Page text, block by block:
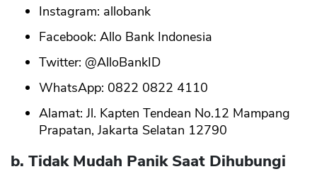
Instagram: allobank
Facebook: Allo Bank Indonesia
Twitter: @AlloBankID
WhatsApp: 0822 0822 4110
Alamat: Jl. Kapten Tendean No.12 Mampang
Prapatan, Jakarta Selatan 12790
b. Tidak Mudah Panik Saat Dihubungi